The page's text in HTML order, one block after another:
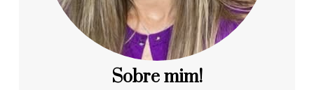
Sobre mim!